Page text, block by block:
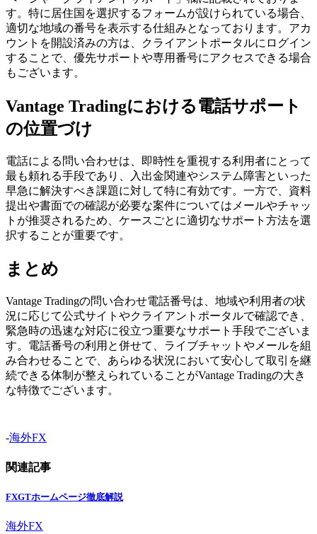
す。特に居住国を選択するフォームが設けられている場合、
適切な地域の番号を表示する仕組みとなっております。アカ
ウントを開設済みの方は、クライアントポータルにログイン
することで、優先サポートや専用番号にアクセスできる場合
もございます。
Vantage Tradingにおける電話サポート
の位置づけ
電話による問い合わせは、即時性を重視する利用者にとって
最も頼れる手段であり、入出金関連やシステム障害といった
早急に解決すべき課題に対して特に有効です。一方で、資料
提出や書面での確認が必要な案件についてはメールやチャッ
トが推奨されるため、ケースごとに適切なサポート方法を選
択することが重要です。
まとめ
Vantage Tradingの問い合わせ電話番号は、地域や利用者の状
況に応じて公式サイトやクライアントポータルで確認でき、
緊急時の迅速な対応に役立つ重要なサポート手段でございま
す。電話番号の利用と併せて、ライブチャットやメールを組
み合わせることで、あらゆる状況において安心して取引を継
続できる体制が整えられていることがVantage Tradingの大き
な特徴でございます。
-海外FX
関連記事
FXGTホームページ徹底解説
海外FX